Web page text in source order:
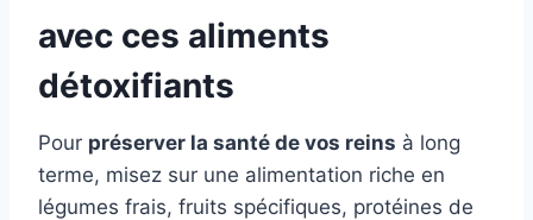
avec ces aliments
détoxifiants
Pour préserver la santé de vos reins à long
terme, misez sur une alimentation riche en
légumes frais, fruits spécifiques, protéines de